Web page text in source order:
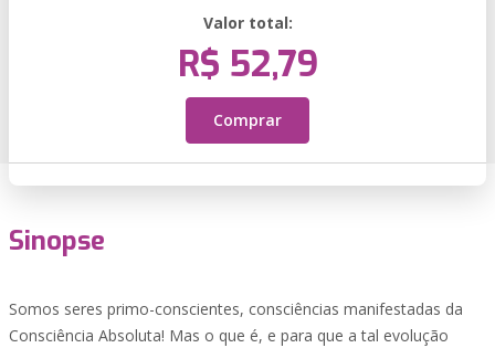
Valor total:
R$ 52,79
Comprar
Sinopse
Somos seres primo-conscientes, consciências manifestadas da
Consciência Absoluta! Mas o que é, e para que a tal evolução